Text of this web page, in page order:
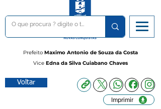
Prefeito Maximo Antonio de Souza da Costa
Vice Edna da Silva Cuiabano Chaves
Voltar
Imprimir